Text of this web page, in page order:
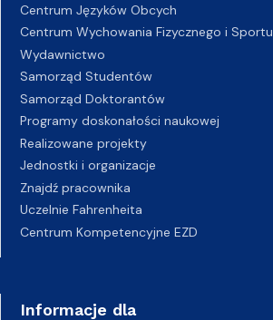
Centrum Języków Obcych
Centrum Wychowania Fizycznego i Sportu
Wydawnictwo
Samorząd Studentów
Samorząd Doktorantów
Programy doskonałości naukowej
Realizowane projekty
Jednostki i organizacje
Znajdź pracownika
Uczelnie Fahrenheita
Centrum Kompetencyjne EZD
Informacje dla